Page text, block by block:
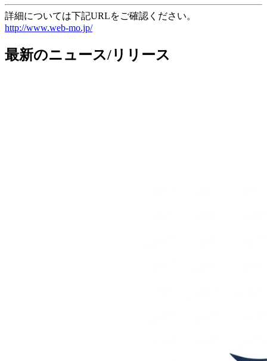
詳細については下記URLをご確認ください。
http://www.web-mo.jp/
最新のニュース/リリース